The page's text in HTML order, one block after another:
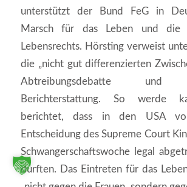
unterstützt der Bund FeG in
Marsch für das Leben und die
Lebensrechts. Hörsting verweist
die „nicht gut differenzierten
Abtreibungsdebatte und
Berichterstattung. So werde
berichtet, dass in den USA
Entscheidung des Supreme Court
Schwangerschaftswoche legal
durften. Das Eintreten für das